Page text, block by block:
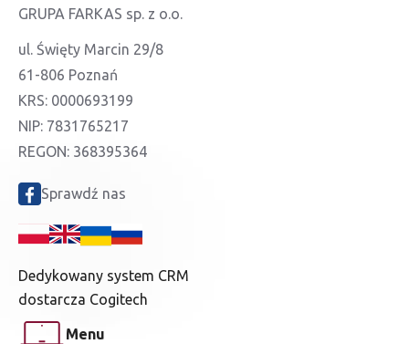
GRUPA FARKAS sp. z o.o.
ul. Święty Marcin 29/8
61-806 Poznań
KRS: 0000693199
NIP: 7831765217
REGON: 368395364
Sprawdź nas
Dedykowany system CRM
dostarcza Cogitech
Menu